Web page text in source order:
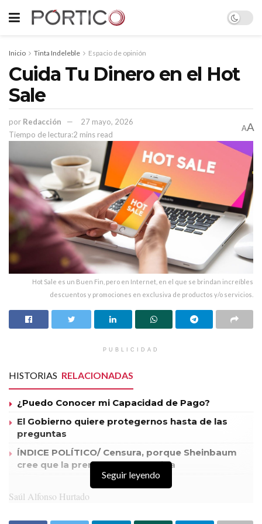
Inicio Tinta Indeleble Espacio de opinión
Cuida Tu Dinero en el Hot
Sale
por Redacción
27 mayo, 2026
Tiempo de lectura:2 mins read
AA
Hot Sale es un Buen Fin, pero en Internet, en el que se brindan increíbles
descuentos y promociones en exclusiva de productos y/o servicios.
PUBLICIDAD
HISTORIAS RELACIONADAS
¿Puedo Conocer mi Capacidad de Pago?
El Gobierno quiere protegernos hasta de las
preguntas
ÍNDICE POLÍTICO/ Censura, porque Sheinbaum
cree que la prensa es su enemiga
Saúl Alfonso Hurtado
El Hot Sale 2026 en nuestro país, entró en vigorelfecha 25 de
Seguir leyendo